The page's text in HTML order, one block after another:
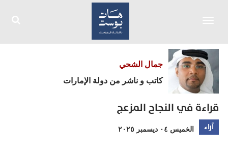
جمال الشحي
كاتب و ناشر من دولة الإمارات
قراءة في النجاح المزعج
آراء الخميس ٠٤ ديسمبر ٢٠٢٥